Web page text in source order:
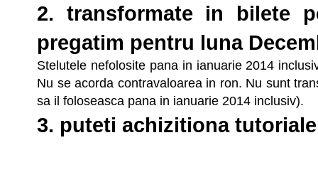
2. transformate in bilete
pregatim pentru luna
Stelutele nefolosite pana in ianuarie 2014
Nu se acorda contravaloarea in ron. Nu sunt
sa il foloseasca pana in ianuarie 2014 inclusiv).
3. puteti achizitiona